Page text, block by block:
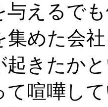
与えるで
集めた会
起きたか
て喧嘩し